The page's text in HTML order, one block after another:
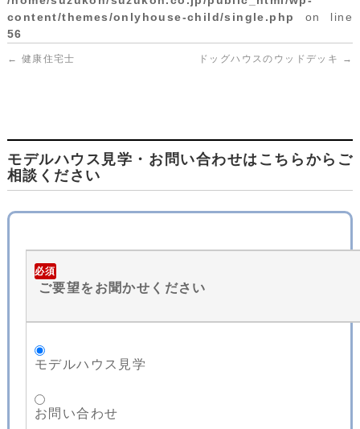
content/themes/onlyhouse-child/single.php
on line
56
← 健康住宅士 ドッグハウスのウッドデッキ →
モデルハウス見学・お問い合わせはこちらからご
相談ください
必須
ご要望をお聞かせください
モデルハウス見学
お問い合わせ